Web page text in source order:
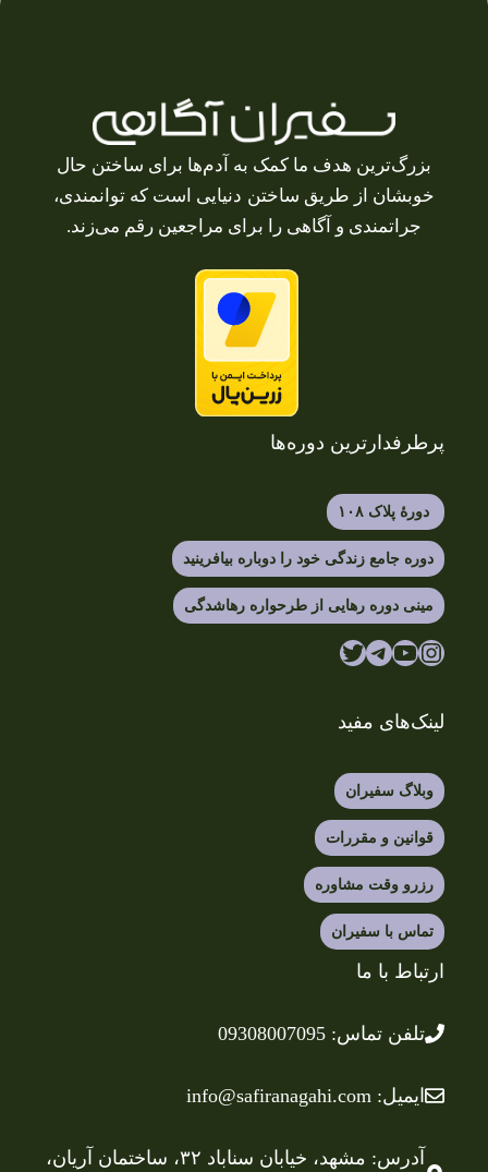
بزرگ‌ترین هدف ما کمک به آدم‌ها برای ساختن حال
خوبشان از طریق ساختن دنیایی است که توانمندی،
جراتمندی و آگاهی را برای مراجعین رقم می‌زند.
پرطرفدارترین دوره‌ها
دورهٔ پلاک ۱۰۸
دوره جامع زندگی خود را دوباره بیافرینید
مینی دوره رهایی از طرحواره رهاشدگی
اینستاگرم
یوتیوب
تلگرام
توییتر
لینک‌های مفید
وبلاگ سفیران
قوانین و مقررات
رزرو وقت مشاوره
تماس با سفیران
ارتباط با ما
تلفنتماس: 09308007095
ایمیل: info@safiranagahi.com
آدرس: مشهد، خیابان سناباد ۳۲، ساختمان آریان،